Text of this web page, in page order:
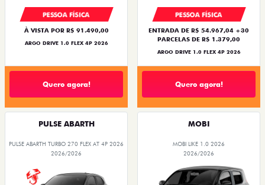
PESSOA FÍSICA
À VISTA POR R$ 91.490,00
ARGO DRIVE 1.0 FLEX 4P 2026
Quero agora!
PESSOA FÍSICA
ENTRADA DE R$ 54.967,04 +30
PARCELAS DE R$ 1.379,00
ARGO DRIVE 1.0 FLEX 4P 2026
Quero agora!
PULSE ABARTH
PULSE ABARTH TURBO 270 FLEX AT 4P 2026
2026/2026
MOBI
MOBI LIKE 1.0 2026
2026/2026